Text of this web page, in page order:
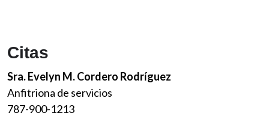
Citas
Sra. Evelyn M. Cordero Rodríguez
Anfitriona de servicios
787-900-1213